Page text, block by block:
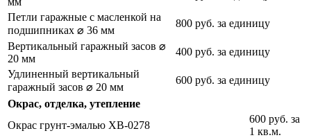
Петли гаражные с масленкой на
подшипниках ⌀ 36 мм
800 руб. за единицу
Вертикальный гаражный засов ⌀
20 мм
400 руб. за единицу
Удлиненный вертикальный
гаражный засов ⌀ 20 мм
600 руб. за единицу
Окрас, отделка, утепление
Окрас грунт-эмалью ХВ-0278
600 руб. за
1 кв.м.